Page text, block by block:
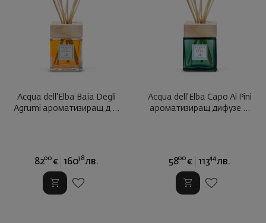
Acqua dell'Elba Baia Degli
Agrumi ароматизиращ д ...
8200 € 16038 лв.
Acqua dell'Elba Capo Ai Pini
ароматизиращ дифузе ...
5800 € 11344 лв.